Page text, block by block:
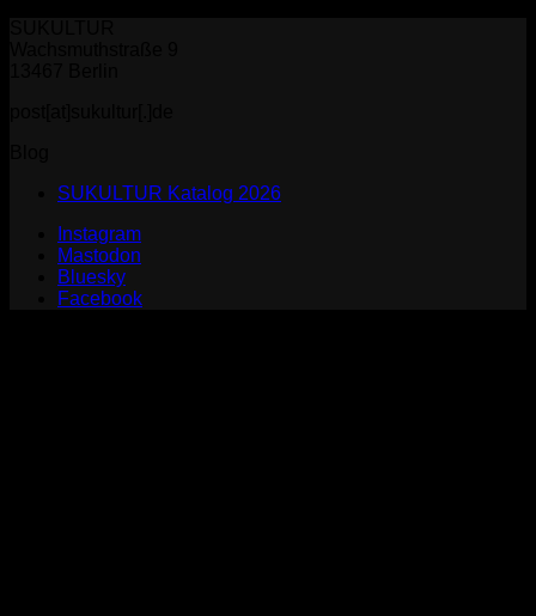
SUKULTUR Katalog 2026
Instagram
Mastodon
Bluesky
Facebook